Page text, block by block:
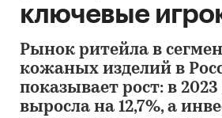
ключевые
Рынок ритейла в
кожаных изделий в
показывает рост: в
выросла на 12,7%, а